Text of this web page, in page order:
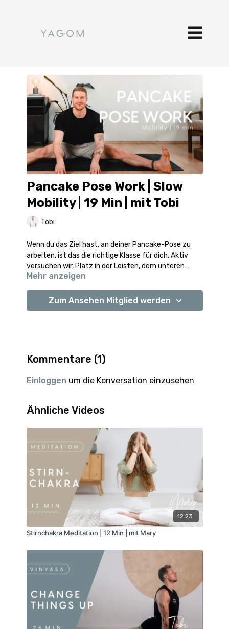
Pancake Pose Work | Slow
Mobility | 19 Min | mit Tobi
Tobi
Wenn du das Ziel hast, an deiner Pancake-Pose zu
arbeiten, ist das die richtige Klasse für dich. Aktiv
versuchen wir, Platz in der Leisten, dem unteren
Rücken und in den Beinrückseiten zu schaffen, um die
Mehr anzeigen
Zum Ansehen Mitglied werden
Kommentare (1)
Einloggen um die Konversation einzusehen
Ähnliche Videos
12:23
Stirnchakra Meditation | 12 Min | mit Mary